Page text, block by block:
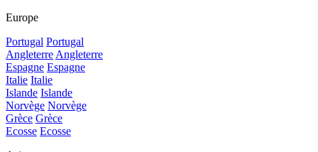
Europe
Portugal Portugal
Angleterre Angleterre
Espagne Espagne
Italie Italie
Islande Islande
Norvège Norvège
Grèce Grèce
Ecosse Ecosse